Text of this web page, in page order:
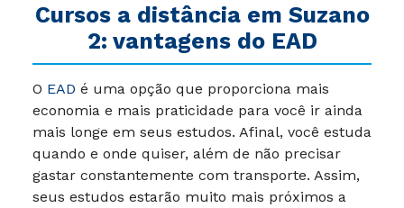
Cursos a distância em Suzano
2: vantagens do EAD
O EAD é uma opção que proporciona mais
economia e mais praticidade para você ir ainda
mais longe em seus estudos. Afinal, você estuda
quando e onde quiser, além de não precisar
gastar constantemente com transporte. Assim,
seus estudos estarão muito mais próximos a